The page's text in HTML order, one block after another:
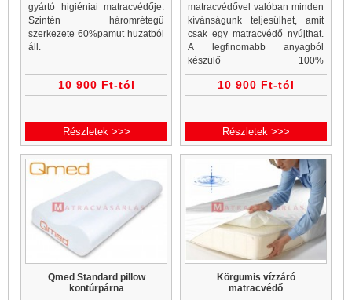
gyártó higiéniai matracvédője.
Szintén háromrétegű
szerkezete 60%pamut huzatból
áll.
10 900 Ft-tól
Részletek >>>
matracvédővel valóban minden
kívánságunk teljesülhet, amit
csak egy matracvédő nyújthat.
A legfinomabb anyagból
készülő 100%
mikroszálaborítású 100gr/m2
töltőflízzel steppelt és 60C°-on
10 900 Ft-tól
Részletek >>>
Qmed Standard pillow
kontúrpárna
Körgumis vízzáró
matracvédő